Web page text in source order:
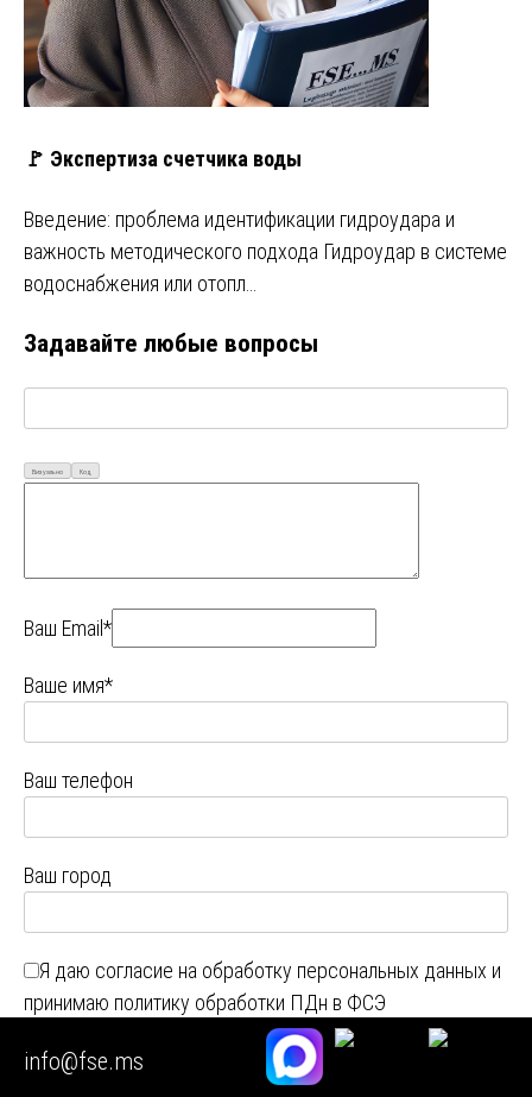
🚩 Экспертиза счетчика воды
Введение: проблема идентификации гидроудара и
важность методического подхода Гидроудар в системе
водоснабжения или отопл…
Задавайте любые вопросы
Визуально Код
Ваш Email*
Ваше имя*
Ваш телефон
Ваш город
Я даю согласие на обработку персональных данных и
принимаю политику обработки ПДн в ФСЭ
14+0=
info@fse.ms